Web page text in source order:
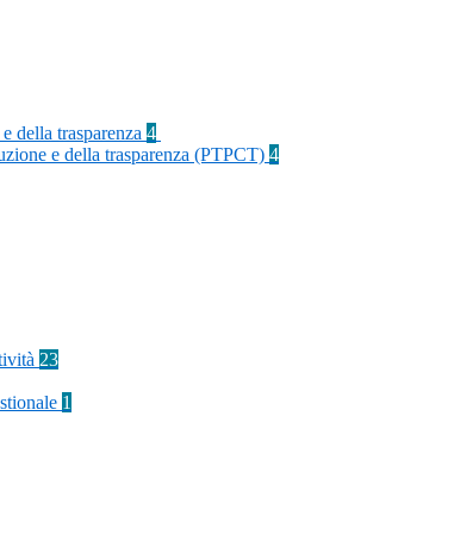
della trasparenza 4
e della trasparenza (PTPCT) 4
23
1